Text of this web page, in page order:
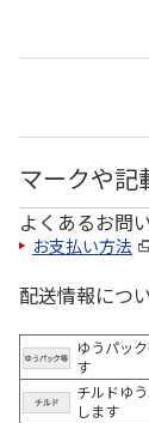
マークや記
よくあるお問
お支払い方法
配送情報につ
ゆうパッ
す
チルドゆ
します